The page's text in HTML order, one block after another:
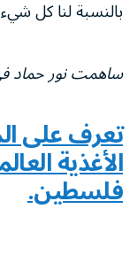
بالنسبة لنا كل
ساهمت نور حماد
تعرف على
الأغذية
فلسطين.